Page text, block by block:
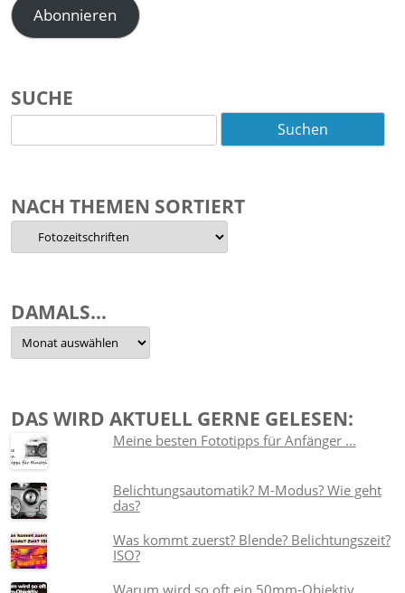
Abonnieren
SUCHE
nach:
NACH THEMEN SORTIERT
Nach
Themen
sortiert
DAMALS…
Damals…
DAS WIRD AKTUELL GERNE GELESEN:
Meine besten Fototipps für Anfänger ...
Belichtungsautomatik? M-Modus? Wie geht
das?
Was kommt zuerst? Blende? Belichtungszeit?
ISO?
Warum wird so oft ein 50mm-Objektiv